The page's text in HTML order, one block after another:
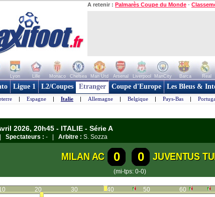
A retenir : Palmarès Coupe du Monde -
Lyon Lille Monaco Chelsea Man Utd Arsenal Liverpool ManCity Barca Real
Ligue 1 L2/Coupes Etranger Coupe d'Europe Les Bleus &
| Espagne | Italie | Allemagne | Belgique | Pays-Bas |
2026, 20h45 - ITALIE - Série A
Spectateurs : - | Arbitre : S. Sozza
MILAN AC 0 0 JUVENTUS
(mi-tps: 0-0)
20 30 40 50 60